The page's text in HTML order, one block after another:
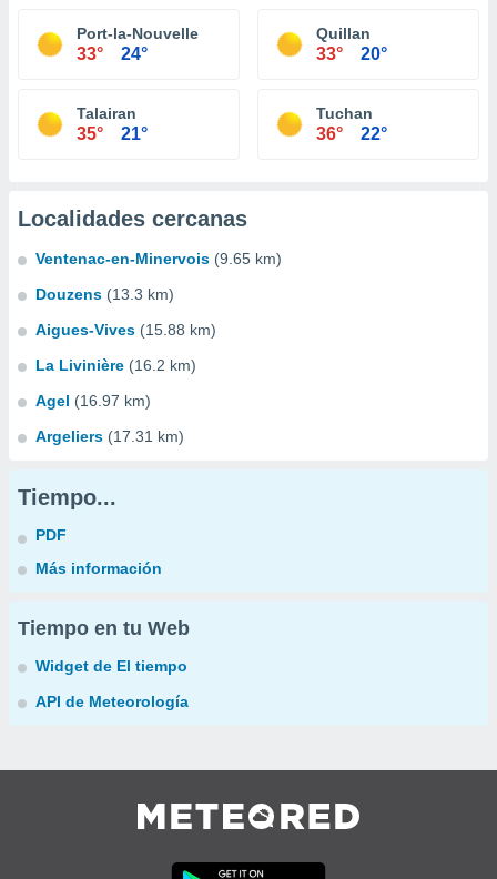
Port-la-Nouvelle
33° 24°
Quillan
33° 20°
Talairan
35° 21°
Tuchan
36° 22°
Localidades cercanas
Ventenac-en-Minervois (9.65 km)
Douzens (13.3 km)
Aigues-Vives (15.88 km)
La Livinière (16.2 km)
Agel (16.97 km)
Argeliers (17.31 km)
Tiempo...
PDF
Más información
Tiempo en tu Web
Widget de El tiempo
API de Meteorología